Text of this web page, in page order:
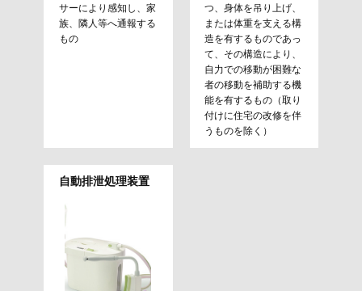
サーにより感知し、家
族、隣人等へ通報する
もの
つ、身体を吊り上げ、
または体重を支える構
造を有するものであっ
て、その構造により、
自力での移動が困難な
者の移動を補助する機
能を有するもの（取り
付けに住宅の改修を伴
うものを除く）
自動排泄処理装置